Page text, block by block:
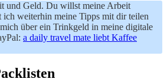
und Geld. Du willst meine Arbeit
ich weiterhin meine Tipps mit dir teilen
über ein Trinkgeld in meine digitale
a daily travel mate liebt Kaffee